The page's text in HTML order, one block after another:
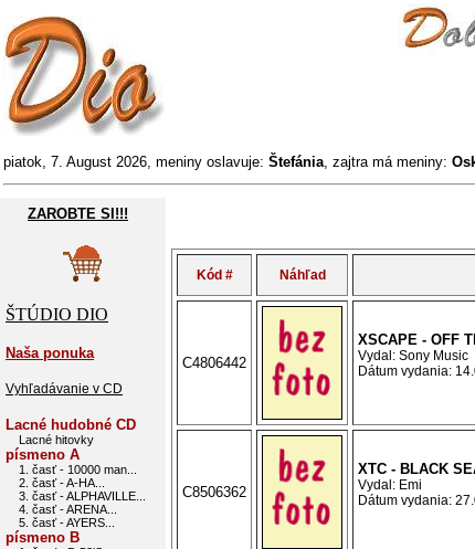
piatok, 7. August 2026, meniny oslavuje: Štefánia, zajtra má meniny:
ZAROBTE SI!!!
ŠTÚDIO DIO
Naša ponuka
Vyhľadávanie v CD
Lacné hudobné CD
Lacné hitovky
písmeno A
1. časť - 10000 man...
2. časť - A-HA...
3. časť - ALPHAVILLE...
4. časť - ARENA...
5. časť - AYERS...
písmeno B
Kód # Náhľad
C4806442
XSCAPE - OFF
Vydal: Sony Music
Dátum vydania:
C8506362
XTC - BLACK
Vydal: Emi
Dátum vydania: